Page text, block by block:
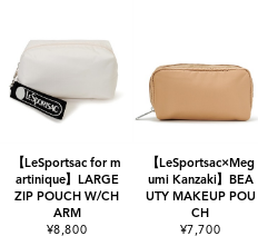
【LeSportsac for m
artinique】LARGE
ZIP POUCH W/CH
ARM
¥8,800
【LeSportsac×Meg
umi Kanzaki】BEA
UTY MAKEUP POU
CH
¥7,700